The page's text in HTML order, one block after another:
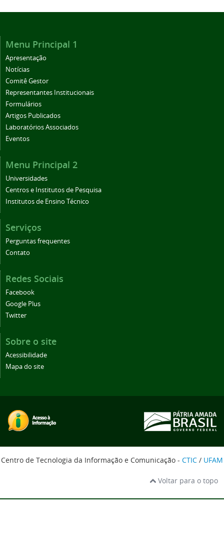
Menu Principal 1
Apresentação
Notícias
Comitê Gestor
Representantes Institucionais
Formulários
Artigos Publicados
Laboratórios Associados
Eventos
Menu Principal 2
Universidades
Centros e Institutos de Pesquisa
Institutos de Ensino Técnico
Serviços
Perguntas frequentes
Contato
Redes Sociais
Facebook
Google Plus
Twitter
Sobre o site
Acessibilidade
Mapa do site
Centro de Tecnologia da Informação e Comunicação - CTIC / UFAM
Voltar para o topo